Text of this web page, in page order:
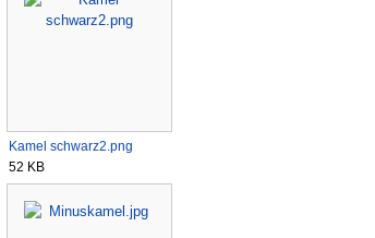
Kamel schwarz2.png
52 KB